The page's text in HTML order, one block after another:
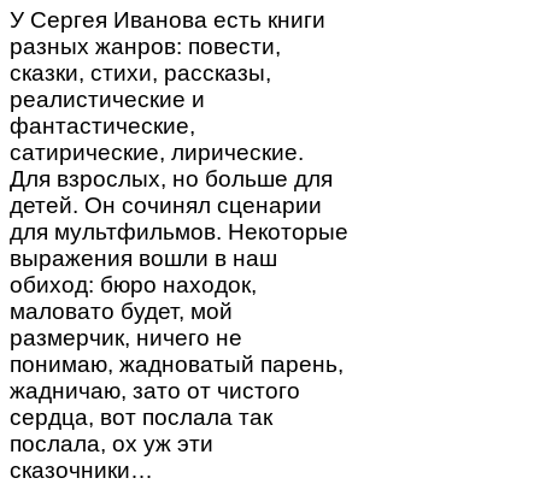
У Сергея Иванова есть книги
разных жанров: повести,
сказки, стихи, рассказы,
реалистические и
фантастические,
сатирические, лирические.
Для взрослых, но больше для
детей. Он сочинял сценарии
для мультфильмов. Некоторые
выражения вошли в наш
обиход: бюро находок,
маловато будет, мой
размерчик, ничего не
понимаю, жадноватый парень,
жадничаю, зато от чистого
сердца, вот послала так
послала, ох уж эти
сказочники…